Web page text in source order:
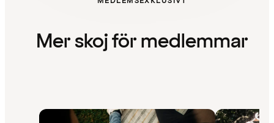
Mer skoj för medlemmar